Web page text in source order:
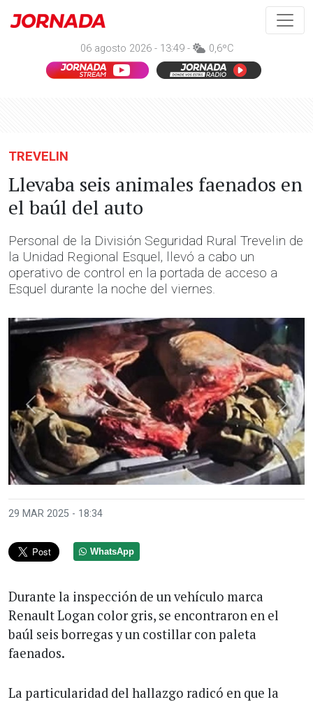
06 agosto 2026 - 13:49 - 0,6ºC
TREVELIN
Llevaba seis animales faenados en
el baúl del auto
Personal de la División Seguridad Rural Trevelin de
la Unidad Regional Esquel, llevó a cabo un
operativo de control en la portada de acceso a
Esquel durante la noche del viernes.
Anterior
29 MAR 2025 - 18:34
WhatsApp
Durante la inspección de un vehículo marca
Renault Logan color gris, se encontraron en el
baúl seis borregas y un costillar con paleta
faenados.
La particularidad del hallazgo radicó en que la